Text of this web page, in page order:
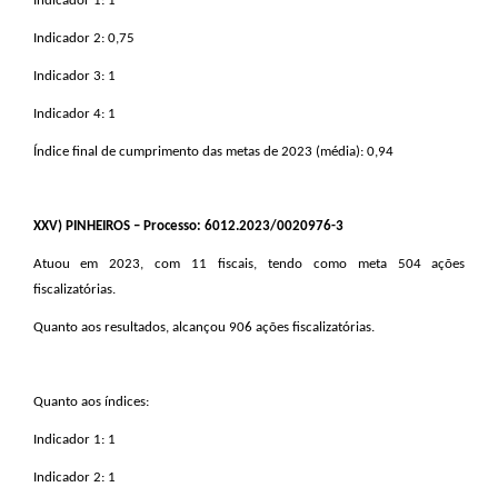
Indicador 2: 0,75
Indicador 3: 1
Indicador 4: 1
Índice final de cumprimento das metas de 2023 (média): 0,94
XXV) PINHEIROS – Processo: 6012.2023/0020976-3
Atuou em 2023, com 11 fiscais, tendo como meta 504 ações
fiscalizatórias.
Quanto aos resultados, alcançou 906 ações fiscalizatórias.
Quanto aos índices:
Indicador 1: 1
Indicador 2: 1